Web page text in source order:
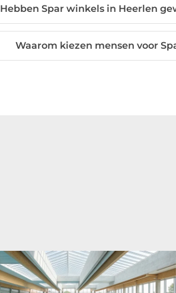
Hebben Spar winkels in Heerlen
Waarom kiezen mensen voor